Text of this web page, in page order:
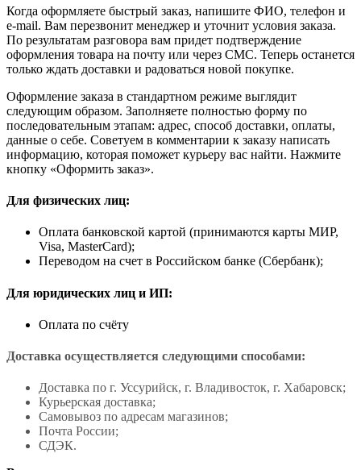
Когда оформляете быстрый заказ, напишите ФИО, телефон и
e-mail. Вам перезвонит менеджер и уточнит условия заказа.
По результатам разговора вам придет подтверждение
оформления товара на почту или через СМС. Теперь останется
только ждать доставки и радоваться новой покупке.
Оформление заказа в стандартном режиме выглядит
следующим образом. Заполняете полностью форму по
последовательным этапам: адрес, способ доставки, оплаты,
данные о себе. Советуем в комментарии к заказу написать
информацию, которая поможет курьеру вас найти. Нажмите
кнопку «Оформить заказ».
Для физических лиц:
Оплата банковской картой (принимаются карты МИР,
Visa, MasterCard);
Переводом на счет в Российском банке (Сбербанк);
Для юридических лиц и ИП:
Оплата по счёту
Доставка осуществляется следующими способами:
Доставка по г. Уссурийск, г. Владивосток, г. Хабаровск;
Курьерская доставка;
Самовывоз по адресам магазинов;
Почта России;
СДЭК.